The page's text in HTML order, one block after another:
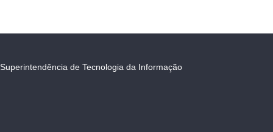
Superintendência de Tecnologia da Informação